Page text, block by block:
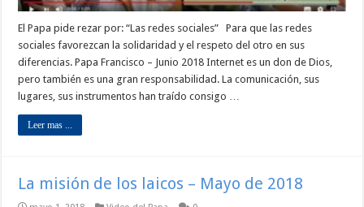
El Papa pide rezar por: “Las redes sociales” Para que las redes
sociales favorezcan la solidaridad y el respeto del otro en sus
diferencias. Papa Francisco – Junio 2018 Internet es un don de Dios,
pero también es una gran responsabilidad. La comunicación, sus
lugares, sus instrumentos han traído consigo …
Leer mas ...
La misión de los laicos – Mayo de 2018